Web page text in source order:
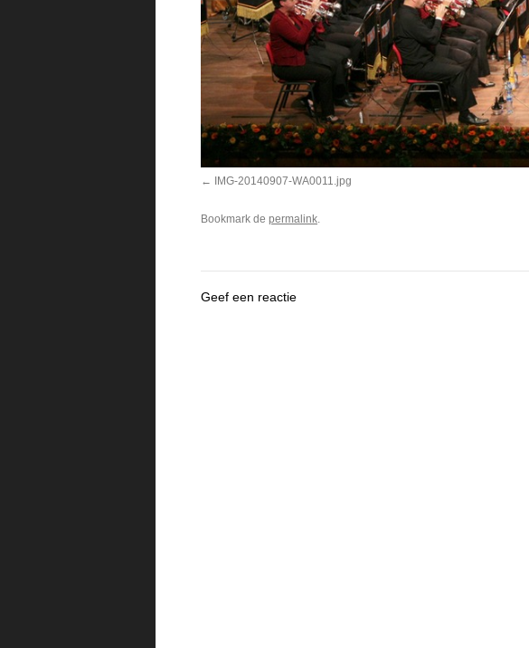
IMG-20140907-WA0011.jpg
Bookmark de permalink.
Geef een reactie